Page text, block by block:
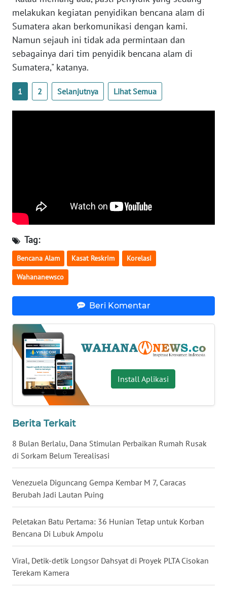
melakukan kegiatan penyidikan bencana alam di
Sumatera akan berkomunikasi dengan kami.
Namun sejauh ini tidak ada permintaan dan
sebagainya dari tim penyidik bencana alam di
Sumatera," katanya.
1 2 Selanjutnya Lihat Semua
Tag:
Bencana Alam Kasat Reskrim Korelasi
Wahananewsco
Beri Komentar
Install Aplikasi
Berita Terkait
8 Bulan Berlalu, Dana Stimulan Perbaikan Rumah Rusak
di Sorkam Belum Terealisasi
Venezuela Diguncang Gempa Kembar M 7, Caracas
Berubah Jadi Lautan Puing
Peletakan Batu Pertama: 36 Hunian Tetap untuk Korban
Bencana Di Lubuk Ampolu
Viral, Detik-detik Longsor Dahsyat di Proyek PLTA Cisokan
Terekam Kamera
KEPRI
WN
PAPUA
BARAT
JAMBI
WN
SULTRA
WN
NTB
WN
SULBAR
WN
BABEL
WN
WN
SUMSEL
WN
BENGKULU
WN
LAMPUNG
WN
JATENG